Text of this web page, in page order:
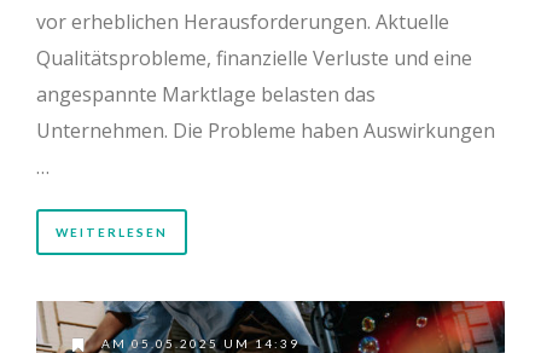
vor erheblichen Herausforderungen. Aktuelle
Qualitätsprobleme, finanzielle Verluste und eine
angespannte Marktlage belasten das
Unternehmen. Die Probleme haben Auswirkungen
…
WEITERLESEN
AM 05.05.2025 UM 14:39